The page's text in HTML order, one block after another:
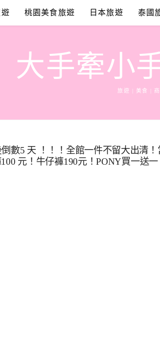
桃園美食旅遊 日本旅遊 泰國
大手牽小
旅遊 | 美食 |
數5 天 ！！！全館一件不留大出清！
元！牛仔褲190元！PONY買一送